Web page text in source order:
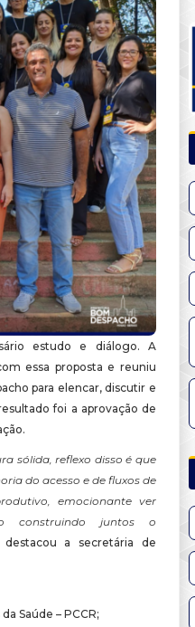
estudo e diálogo. A
essa proposta e reuniu
para elencar, discutir e
foi a aprovação de
sólida, reflexo disso é que
do acesso e de fluxos de
emocionante ver
construindo juntos o
destacou a secretária de
Saúde – PCCR;